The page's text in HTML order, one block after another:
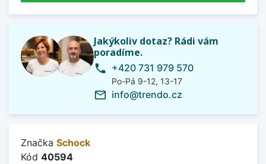
Jakýkoliv dotaz? Rádi vám
poradíme.
phone +420 731 979 570
Po-Pá 9-12, 13-17
mail_outline info@trendo.cz
Značka Schock
Kód 40594